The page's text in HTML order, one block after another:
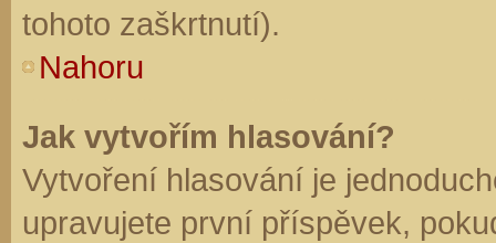
tohoto zaškrtnutí).
Nahoru
Jak vytvořím hlasování?
Vytvoření hlasování je
upravujete první příspěvek,